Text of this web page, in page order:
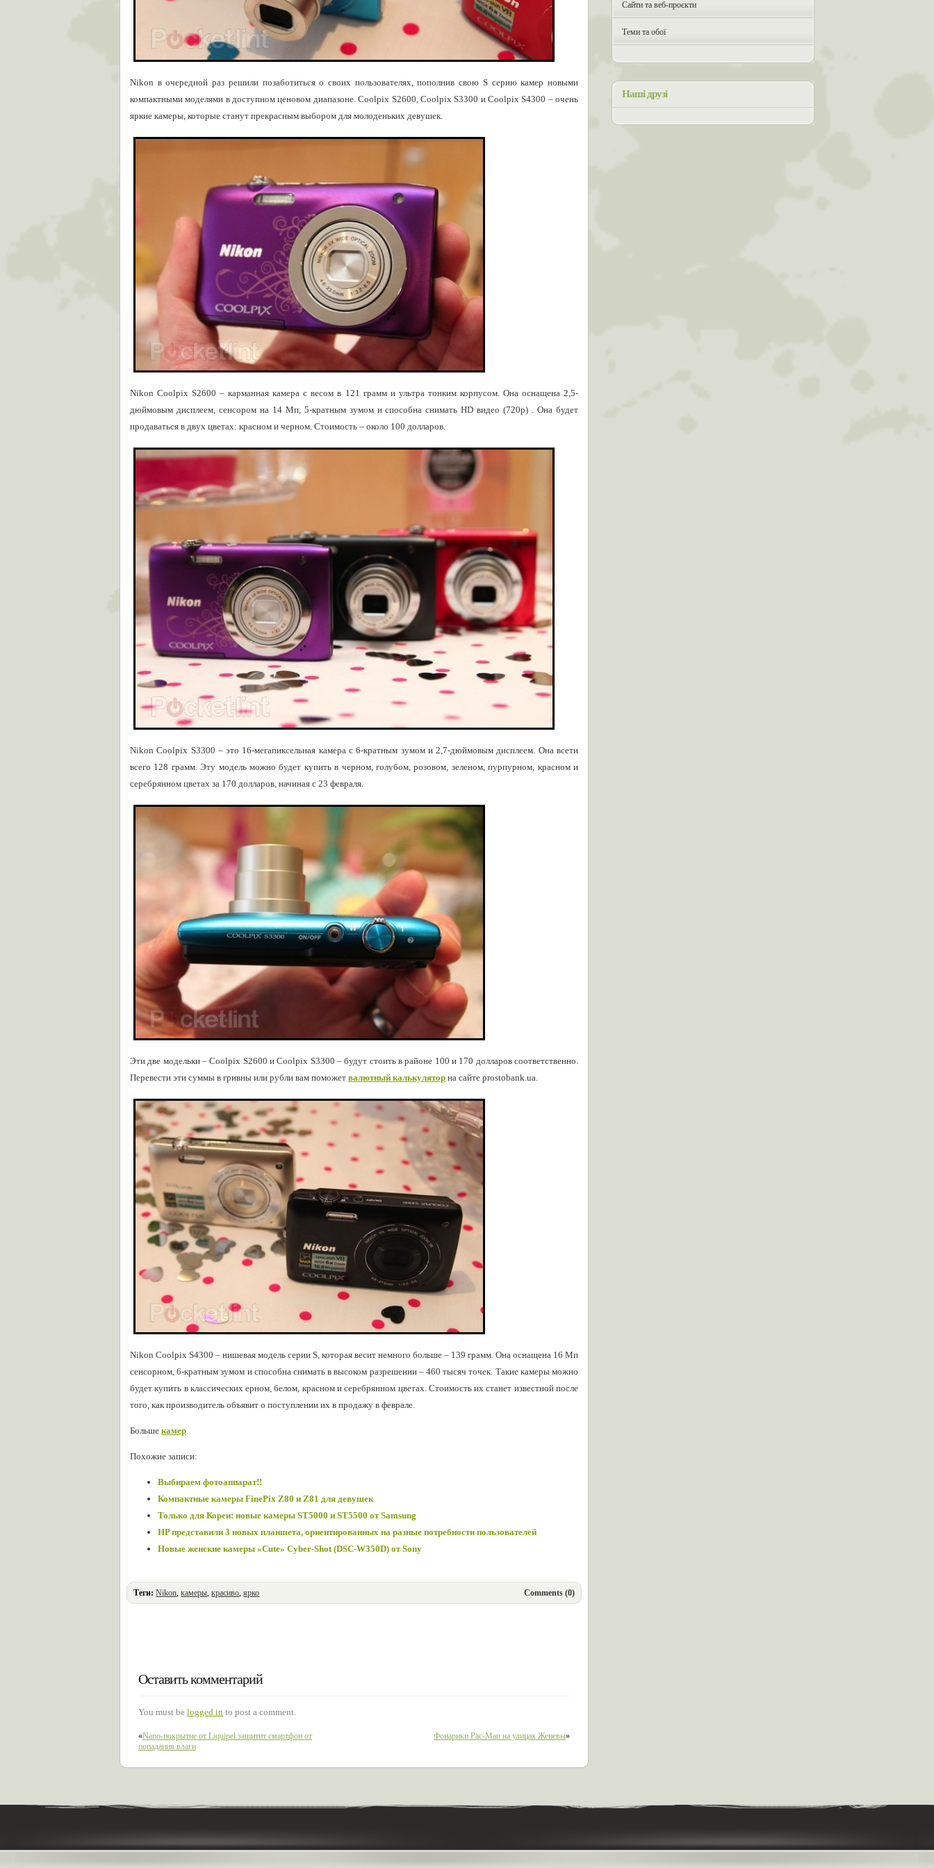
Nikon в очередной раз решили позаботиться о своих пользователях, пополнив свою S серию камер новыми
компактными моделями в доступном ценовом диапазоне. Coolpix S2600, Coolpix S3300 и Coolpix S4300 – очень
яркие камеры, которые станут прекрасным выбором для молоденьких девушек.
Nikon Coolpix S2600 – карманная камера с весом в 121 грамм и ультра тонким корпусом. Она оснащена 2,5-
дюймовым дисплеем, сенсором на 14 Мп, 5-кратным зумом и способна снимать HD видео (720p) . Она будет
продаваться в двух цветах: красном и черном. Стоимость – около 100 долларов.
Nikon Coolpix S3300 – это 16-мегапиксельная камера с 6-кратным зумом и 2,7-дюймовым дисплеем. Она всети
всего 128 грамм. Эту модель можно будет купить в черном, голубом, розовом, зеленом, пурпурном, красном и
серебрянном цветах за 170 долларов, начиная с 23 февраля.
Эти две модельки – Coolpix S2600 и Coolpix S3300 – будут стоить в районе 100 и 170 долларов соответственно.
Перевести эти суммы в гривны или рубли вам поможет валютный калькулятор на сайте prostobank.ua.
Nikon Coolpix S4300 – нишевая модель серии S, которая весит немного больше – 139 грамм. Она оснащена 16 Мп
сенсорном, 6-кратным зумом и способна снимать в высоком разрешении – 460 тысяч точек. Такие камеры можно
будет купить в классических ерном, белом, красном и серебрянном цветах. Стоимость их станет известной после
того, как производитель объявит о поступлении их в продажу в феврале.
Больше камер
Похожие записи:
Выбираем фотоаппарат!!
Компактные камеры FinePix Z80 и Z81 для девушек
Только для Кореи: новые камеры ST5000 и ST5500 от Samsung
HP представили 3 новых планшета, ориентированных на разные потребности пользователей
Новые женские камеры «Cute» Cyber-Shot (DSC-W350D) от Sony
Теги: Nikon,камеры,красиво,ярко Comments (0)
Оставить комментарий
You must be logged in to post a comment.
«Nano-покрытие от Liquipel защитит смартфон от
попадания влаги
Фонарики Pac-Man на улицах Женевы»
Сайти та веб-проєкти
Теми та обої
Наші друзі